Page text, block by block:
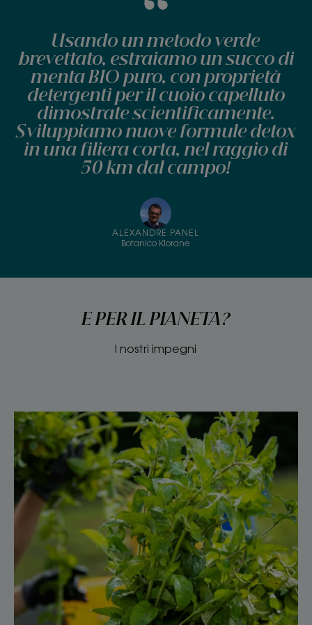
Usando un metodo verde
brevettato, estraiamo un succo di
menta BIO puro, con proprietà
detergenti per il cuoio capelluto
dimostrate scientificamente.
Sviluppiamo nuove formule detox
in una filiera corta, nel raggio di
50 km dal campo!
ALEXANDRE PANEL
Botanico Klorane
E PER IL PIANETA?
I nostri impegni